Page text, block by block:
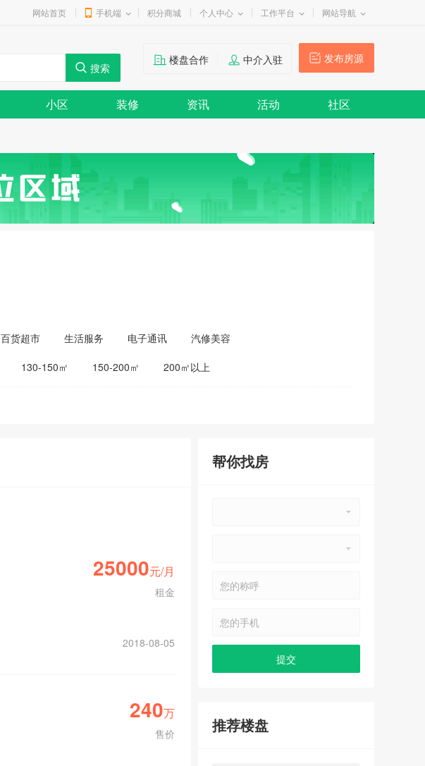
网站首页 手机端 积分商城 个人中心 工作平台 网站导航
发布房源
楼盘合作 中介入驻
小区 装修 资讯 活动 社区
百货超市 生活服务 电子通讯
汽修美容
130-150㎡ 150-200㎡ 200㎡以上
2018-08-05
25000元/月
租金
240万
售价
帮你找房
推荐楼盘